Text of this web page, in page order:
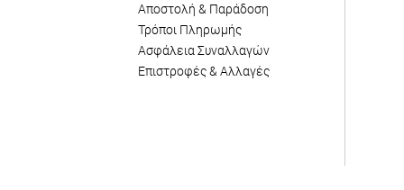
Αποστολή & Παράδοση
Τρόποι Πληρωμής
Ασφάλεια Συναλλαγών
Επιστροφές & Αλλαγές